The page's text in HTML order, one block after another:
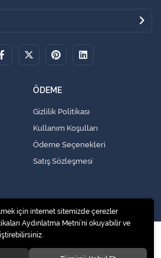
ÖDEME
Gizlilik Politikası
Kullanım Koşulları
Ödeme Seçenekleri
Satış Sözleşmesi
Yedek Parça San. Ve Tic. Ltd. Şti.
için internet sitemizde çerezler
Aydınlatma Metni’ni okuyabilir ve